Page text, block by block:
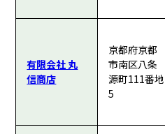
有限会社 丸
信商店
京都府京都
市南区八条
源町111番地
5